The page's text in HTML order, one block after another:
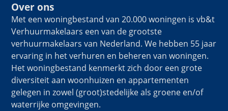
Over ons
Met een woningbestand van 20.000 woningen is vb&t
Verhuurmakelaars een van de grootste
verhuurmakelaars van Nederland. We hebben 55 jaar
ervaring in het verhuren en beheren van woningen.
Het woningbestand kenmerkt zich door een grote
diversiteit aan woonhuizen en appartementen
gelegen in zowel (groot)stedelijke als groene en/of
waterrijke omgevingen.